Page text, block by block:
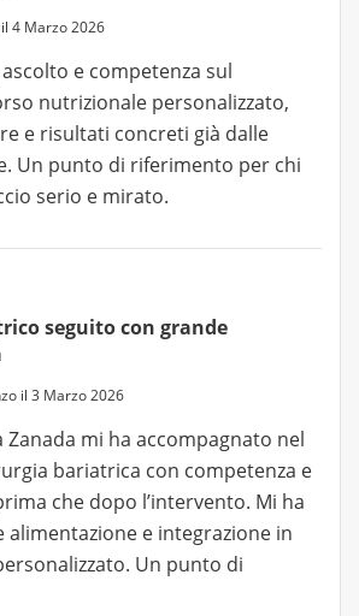
4 Marzo 2026
e competenza sul
nutrizionale personalizzato,
e risultati concreti già dalle
Un punto di riferimento per chi
serio e mirato.
seguito con grande
il 3 Marzo 2026
Zanada mi ha accompagnato nel
bariatrica con competenza e
che dopo l’intervento. Mi ha
alimentazione e integrazione in
Un punto di